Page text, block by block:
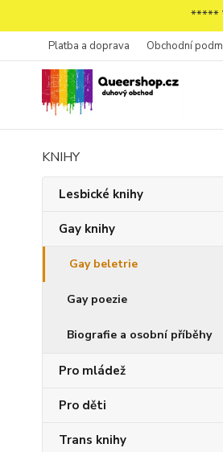
*****
Platba a doprava Obchodní
KNIHY
Lesbické knihy
Gay knihy
Gay beletrie
Gay poezie
Biografie a osobní příběhy
Pro mládež
Pro děti
Trans knihy